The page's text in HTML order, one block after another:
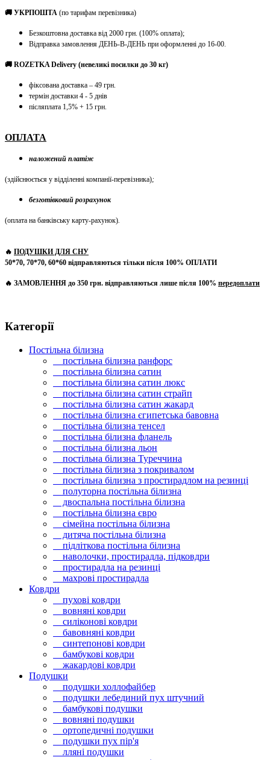
🚚 УКРПОШТА (по тарифам перевізника)
Безкоштовна доставка від 2000 грн. (100% оплата);
Відправка замовлення ДЕНЬ-В-ДЕНЬ при оформленні до 16-00.
🚚 ROZETKA Delivery (невеликі посилки до 30 кг)
фіксована доставка – 49 грн.
термін доставки 4 - 5 днів
післяплата 1,5% + 15 грн.
ОПЛАТА
наложений платіж
(здійснюється у відділенні компанії-перевізника);
безготівковий розрахунок
(оплата на банківську карту-рахунок).
🔥 ПОДУШКИ ДЛЯ СНУ
50*70, 70*70, 60*60 відправляються тільки після 100% ОПЛАТИ
🔥 ЗАМОВЛЕННЯ до 350 грн. відправляються лише після 100% передоплати
Категорії
Постільна білизна
постільна білизна ранфорс
постільна білизна сатин
постільна білизна сатин люкс
постільна білизна сатин страйп
постільна білизна сатин жакард
постільна білизна єгипетська бавовна
постільна білизна тенсел
постільна білизна фланель
постільна білизна льон
постільна білизна Туреччина
постільна білизна з покривалом
постільна білизна з простирадлом на резинці
полуторна постільна білизна
двоспальна постільна білизна
постільна білизна євро
сімейна постільна білизна
дитяча постільна білизна
підліткова постільна білизна
наволочки, простирадла, підковдри
простирадла на резинці
махрові простирадла
Ковдри
пухові ковдри
вовняні ковдри
силіконові ковдри
бавовняні ковдри
синтепонові ковдри
бамбукові ковдри
жакардові ковдри
Подушки
подушки холлофайбер
подушки лебединий пух штучний
бамбукові подушки
вовняні подушки
ортопедичні подушки
подушки пух пір'я
лляні подушки